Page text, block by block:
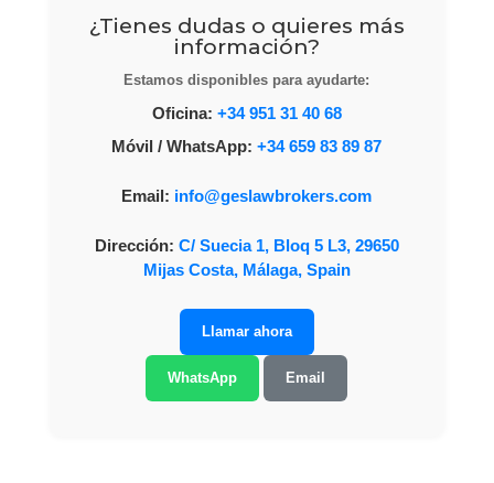
¿Tienes dudas o quieres más
información?
Estamos disponibles para ayudarte:
Oficina: +34 951 31 40 68
Móvil / WhatsApp: +34 659 83 89 87
Email: info@geslawbrokers.com
Dirección: C/ Suecia 1, Bloq 5 L3, 29650
Mijas Costa, Málaga, Spain
Llamar ahora
WhatsApp Email